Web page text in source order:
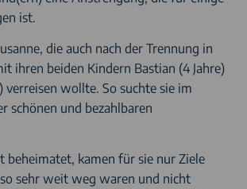
ist.
die auch nach der Trennung in
ihren beiden Kindern Bastian (4 Jahre)
verreisen wollte. So suchte sie im
schönen und bezahlbaren
beheimatet, kamen für sie nur Ziele
sehr weit weg waren und nicht